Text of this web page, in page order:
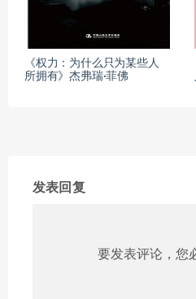
《权力：为什么只为某些人
所拥有》杰弗瑞·菲佛
发表回复
要发表评论，您